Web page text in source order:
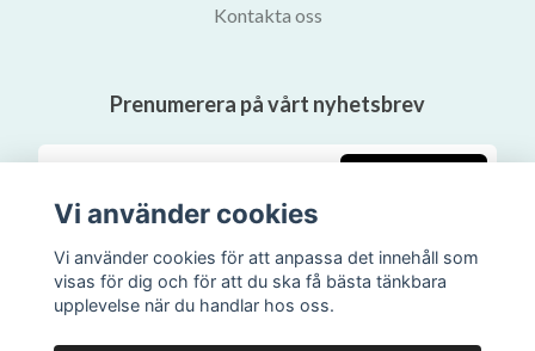
Kontakta oss
Prenumerera på vårt nyhetsbrev
Vi använder cookies
Vi använder cookies för att anpassa det innehåll som
visas för dig och för att du ska få bästa tänkbara
upplevelse när du handlar hos oss.